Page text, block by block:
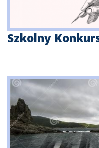
Szkolny